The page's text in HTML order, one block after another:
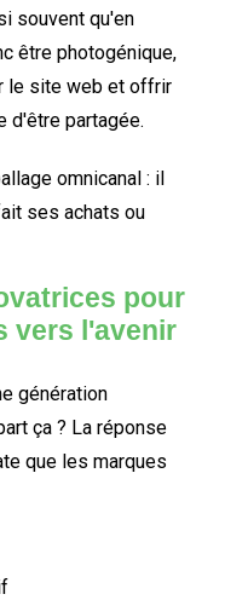
souvent qu'en
être photogénique,
le site web et offrir
d'être partagée.
omnicanal : il
ses achats ou
pour
vers l'avenir
génération
ça ? La réponse
que les marques